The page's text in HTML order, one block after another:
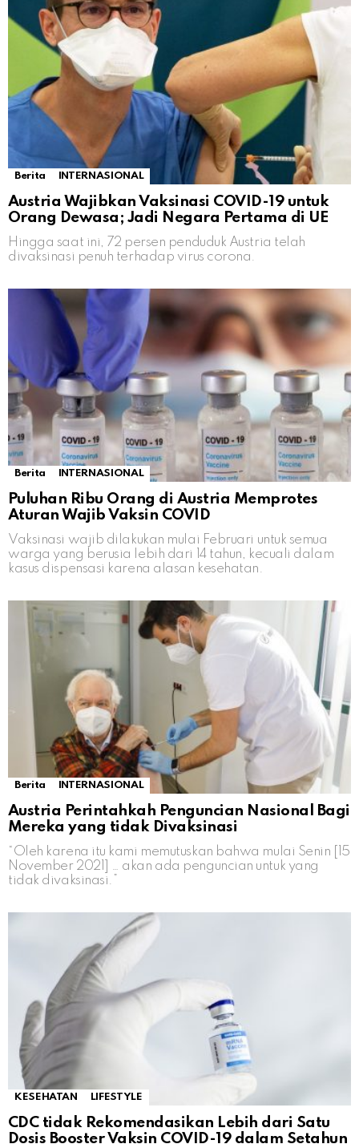
Berita INTERNASIONAL
Austria Wajibkan Vaksinasi COVID-19 untuk
Orang Dewasa; Jadi Negara Pertama di UE
Hingga saat ini, 72 persen penduduk Austria telah
divaksinasi penuh terhadap virus corona.
Berita INTERNASIONAL
Puluhan Ribu Orang di Austria Memprotes
Aturan Wajib Vaksin COVID
Vaksinasi wajib dilakukan mulai Februari untuk semua
warga yang berusia lebih dari 14 tahun, kecuali dalam
kasus dispensasi karena alasan kesehatan.
Berita INTERNASIONAL
Austria Perintahkah Penguncian Nasional Bagi
Mereka yang tidak Divaksinasi
“Oleh karena itu kami memutuskan bahwa mulai Senin [15
November 2021] … akan ada penguncian untuk yang
tidak divaksinasi.”
KESEHATAN LIFESTYLE
CDC tidak Rekomendasikan Lebih dari Satu
Dosis Booster Vaksin COVID-19 dalam Setahun